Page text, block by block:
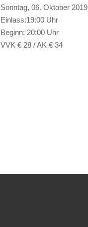
Sonntag, 06. Oktober 2019
Einlass:19:00 Uhr
Beginn: 20:00 Uhr
VVK € 28 / AK € 34